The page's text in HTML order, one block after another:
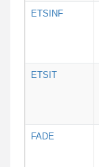
ETSINF
ETSIT
FADE